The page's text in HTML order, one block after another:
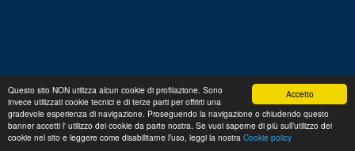
Accetto
Questo sito NON utilizza alcun cookie di profilazione. Sono
invece utilizzati cookie tecnici e di terze parti per offrirti una
gradevole esperienza di navigazione. Proseguendo la navigazione o chiudendo questo
banner accetti l' utilizzo dei cookie da parte nostra. Se vuoi saperne di più sull’utilizzo dei
cookie nel sito e leggere come disabilitarne l’uso, leggi la nostra Cookie policy
Regolamento Privacy Domande frequenti
Cookie
policy
p. iva 13356630155
Copyright © 2026 Advance S.r.L.